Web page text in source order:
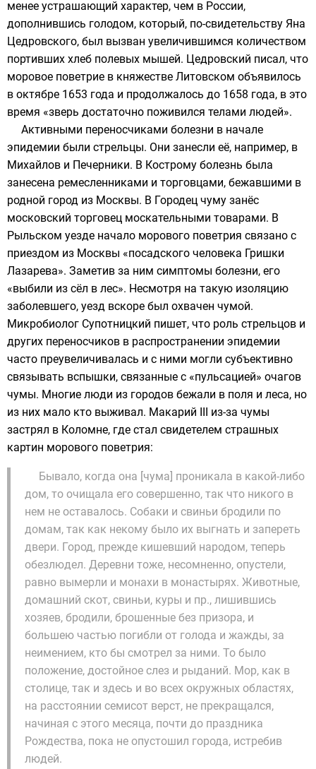
менее устрашающий характер, чем в России,
дополнившись голодом, который, по-свидетельству Яна
Цедровского, был вызван увеличившимся количеством
портивших хлеб полевых мышей. Цедровский писал, что
моровое поветрие в княжестве Литовском объявилось
в октябре 1653 года и продолжалось до 1658 года, в это
время «зверь достаточно поживился телами людей».
Активными переносчиками болезни в начале
эпидемии были стрельцы. Они занесли её, например, в
Михайлов и Печерники. В Кострому болезнь была
занесена ремесленниками и торговцами, бежавшими в
родной город из Москвы. В Городец чуму занёс
московский торговец москательными товарами. В
Рыльском уезде начало морового поветрия связано с
приездом из Москвы «посадского человека Гришки
Лазарева». Заметив за ним симптомы болезни, его
«выбили из сёл в лес». Несмотря на такую изоляцию
заболевшего, уезд вскоре был охвачен чумой.
Микробиолог Супотницкий пишет, что роль стрельцов и
других переносчиков в распространении эпидемии
часто преувеличивалась и с ними могли субъективно
связывать вспышки, связанные с «пульсацией» очагов
чумы. Многие люди из городов бежали в поля и леса, но
из них мало кто выживал. Макарий III из-за чумы
застрял в Коломне, где стал свидетелем страшных
картин морового поветрия:
Бывало, когда она [чума] проникала в какой-либо
дом, то очищала его совершенно, так что никого в
нем не оставалось. Собаки и свиньи бродили по
домам, так как некому было их выгнать и запереть
двери. Город, прежде кишевший народом, теперь
обезлюдел. Деревни тоже, несомненно, опустели,
равно вымерли и монахи в монастырях. Животные,
домашний скот, свиньи, куры и пр., лишившись
хозяев, бродили, брошенные без призора, и
большею частью погибли от голода и жажды, за
неимением, кто бы смотрел за ними. То было
положение, достойное слез и рыданий. Мор, как в
столице, так и здесь и во всех окружных областях,
на расстоянии семисот верст, не прекращался,
начиная с этого месяца, почти до праздника
Рождества, пока не опустошил города, истребив
людей.